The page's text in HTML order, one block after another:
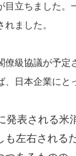
立ちました
ました。
級協議が予
日本企業にと
発表される
左右される